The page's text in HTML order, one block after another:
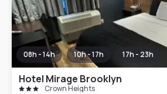
08h - 14h 10h - 17h 17h - 23h
Hotel Mirage Brooklyn
Crown Heights